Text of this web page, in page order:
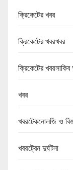
ক্রিকেটের খবর
ক্রিকেটের খবরখবর
ক্রিকেটের
খবর
খবরটেকনোলজি ও
খবরট্রেন দুর্ঘটনা